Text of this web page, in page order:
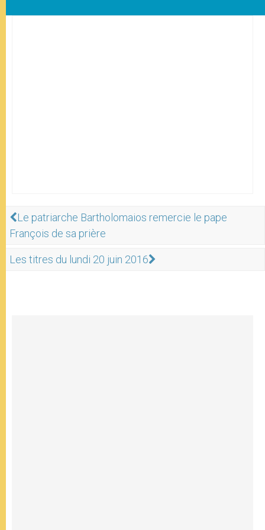
Le patriarche Bartholomaios remercie le pape
François de sa prière
Les titres du lundi 20 juin 2016